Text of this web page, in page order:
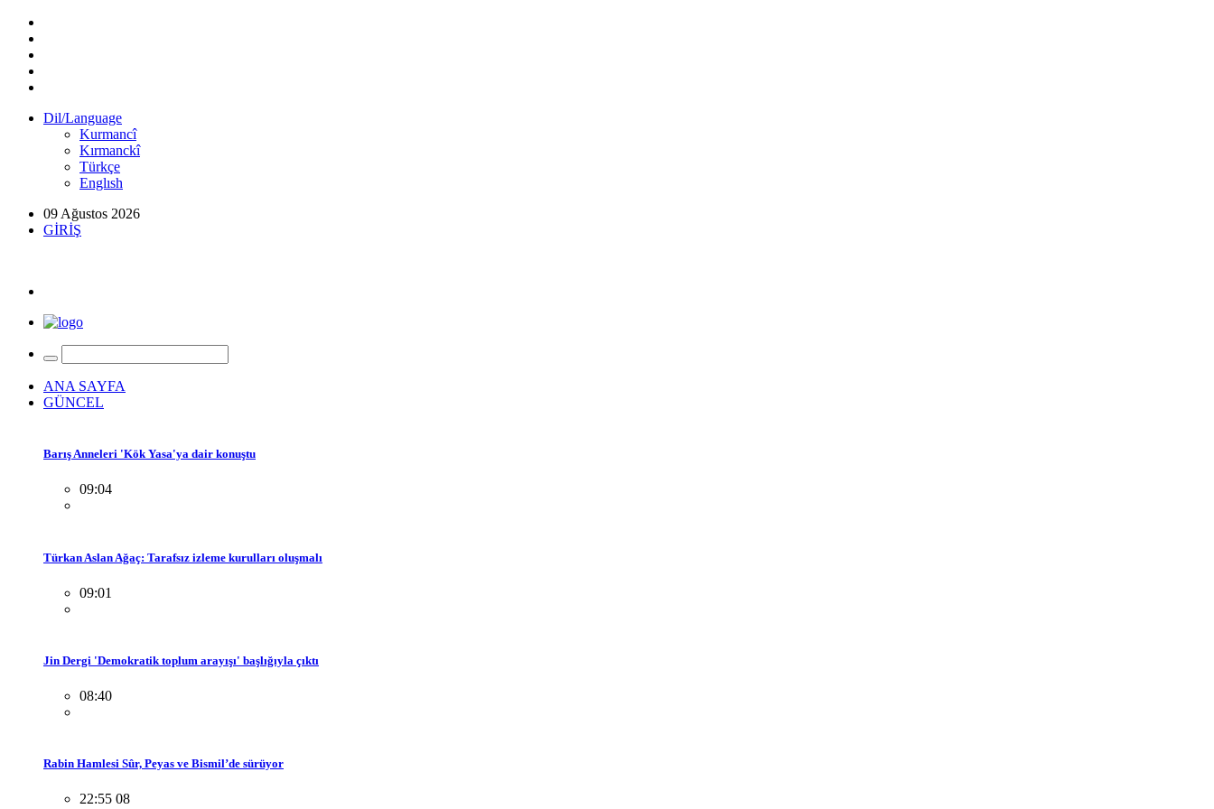
Dil/Language
Kurmancî
Kırmanckî
Türkçe
Englısh
09 Ağustos 2026
GİRİŞ
ANA SAYFA
GÜNCEL
Barış Anneleri 'Kök Yasa'ya dair konuştu
09:04
Türkan Aslan Ağaç: Tarafsız izleme kurulları oluşmalı
09:01
Jin Dergi 'Demokratik toplum arayışı' başlığıyla çıktı
08:40
Rabin Hamlesi Sûr, Peyas ve Bismil’de sürüyor
22:55 08